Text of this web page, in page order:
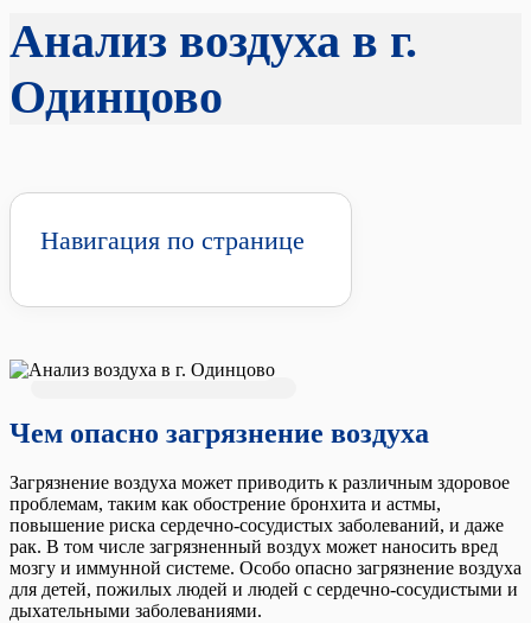
Анализ воздуха в г.
Одинцово
Навигация по странице
Чем опасно загрязнение воздуха
Загрязнение воздуха может приводить к различным здоровое
проблемам, таким как обострение бронхита и астмы,
повышение риска сердечно-сосудистых заболеваний, и даже
рак. В том числе загрязненный воздух может наносить вред
мозгу и иммунной системе. Особо опасно загрязнение воздуха
для детей, пожилых людей и людей с сердечно-сосудистыми и
дыхательными заболеваниями.